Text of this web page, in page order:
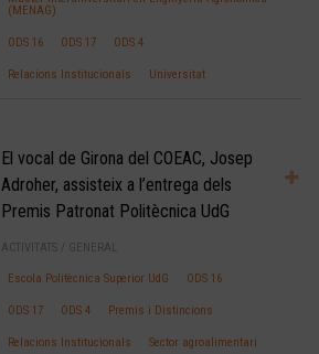
(MENAG)
ODS 16 ODS 17 ODS 4
Relacions Institucionals Universitat
El vocal de Girona del COEAC, Josep
Adroher, assisteix a l’entrega dels
Premis Patronat Politècnica UdG
ACTIVITATS GENERAL
Escola Politècnica Superior UdG ODS 16
ODS 17 ODS 4 Premis i Distincions
Relacions Institucionals Sector agroalimentari